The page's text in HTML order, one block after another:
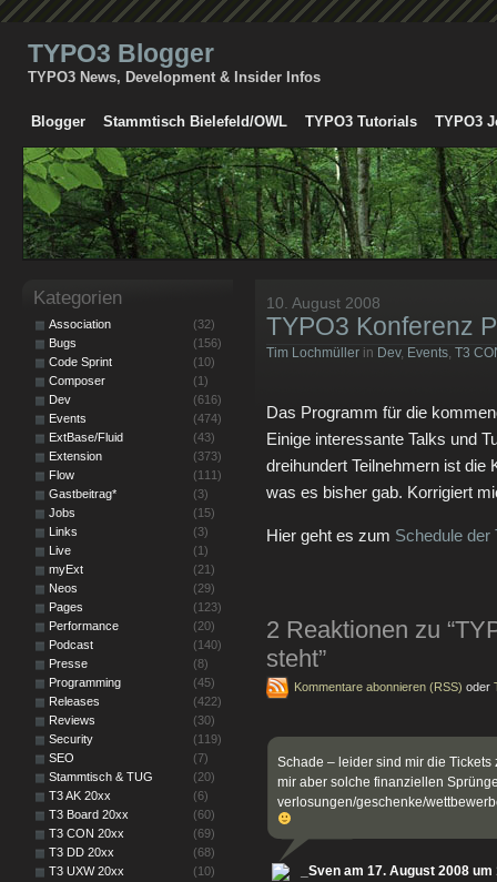
TYPO3 Blogger
TYPO3 News, Development & Insider Infos
Blogger Stammtisch Bielefeld/OWL TYPO3 Tutorials TYPO3
10. August 2008
TYPO3 Konferenz
Tim Lochmüller in Dev, Events, T3
Das Programm für die
Einige interessante Talks und
dreihundert Teilnehmern ist
was es bisher gab. Korrigiert
Hier geht es zum Schedule der
2 Reaktionen zu
steht”
Kommentare abonnieren (RSS) oder
Schade – leider sind mir die
mir aber solche finanziellen
verlosungen/geschenke/
_Sven am 17. August 2008 um
Kategorien
Association
(32)
Bugs
(156)
Code Sprint
(10)
Composer
(1)
Dev
(616)
Events
(474)
ExtBase/Fluid
(43)
Extension
(373)
Flow
(111)
Gastbeitrag*
(3)
Jobs
(15)
Links
(3)
Live
(1)
myExt
(21)
Neos
(29)
Pages
(123)
Performance
(20)
Podcast
(140)
Presse
(8)
Programming
(45)
Releases
(422)
Reviews
(30)
Security
(119)
SEO
(7)
Stammtisch & TUG
(20)
T3 AK 20xx
(6)
T3 Board 20xx
(60)
T3 CON 20xx
(69)
T3 DD 20xx
(68)
T3 UXW 20xx
(10)